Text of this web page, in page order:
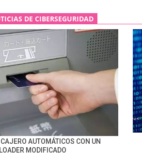
DE CIBERSEGURIDAD
AUTOMÁTICOS CON UN
MODIFICADO